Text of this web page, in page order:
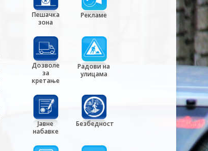
Пешачка
зона
Рекламе
Дозволе
за
кретање
Радови на
улицама
Јавне
набавке
Безбедност